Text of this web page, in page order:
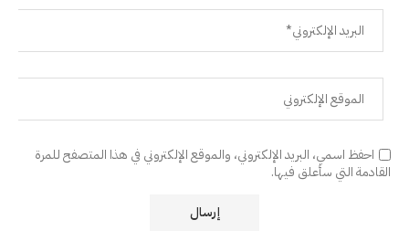
احفظ اسمي، البريد الإلكتروني، والموقع الإلكتروني في هذا المتصفح للمرة
القادمة التي سأعلق فيها.